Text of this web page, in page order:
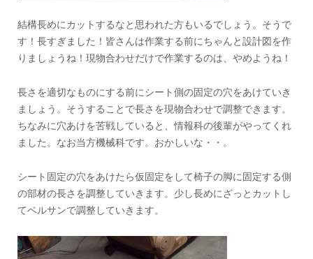
結構長めにカットするなと思われた方もいるでしょう。そうで
す！長すぎました！皆さんは作業する前にちゃんと設計図を作
りましょうね！現物合わせだけで作業するのは、やめようね！
長さを適切なものにする前にシート側の固定の穴をあけていき
ましょう。そうすることで長さを現物合わせで調整できます。
ちなみに穴あけを苦戦していると、情報科の後輩がやってくれ
ました。なお当方機械科です。おかしいな・・。
シート固定の穴をあけたら仮固定をして椅子の脚に固定する側
の部材の長さを調整していきます。少し長めにざっとカットし
てベルサンで調整していきます。